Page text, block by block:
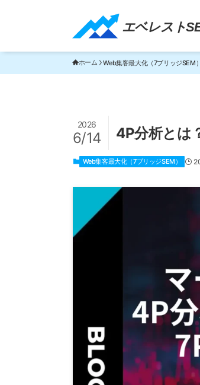
エベレスト
エベレストSEO｜TOP
ホーム Web集客最大化（7ブリッジSEM）
4P分析とは
2026
6/14
Web集客最大化（7ブリッジSEM）